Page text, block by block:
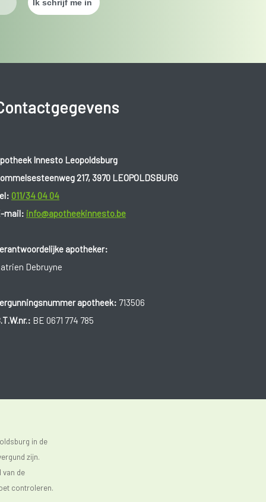
Innesto Leopoldsburg
217, 3970 LEOPOLDSBURG
011/34 04 04
mail: info@apotheekinnesto.be
apotheker:
Debruyne
apotheek: 713506
BE 0671 774 785
in de
zijn.
van de
controleren.